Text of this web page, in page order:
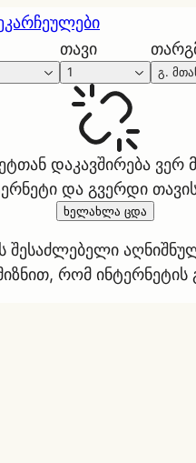
რჩეულები
თავი
1 გ.
დაკავშირება ვერ
და გვერდი
ხელახლა ცდა
შესაძლებელი
რომ ინტერნეტის